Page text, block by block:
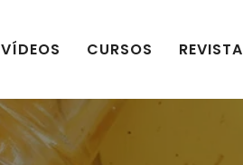
VÍDEOS CURSOS REVISTA